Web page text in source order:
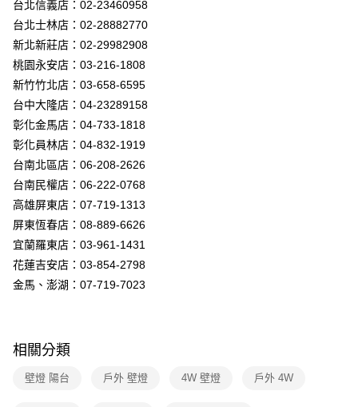
悠遊付
Google Pay
全盈+PAY
AFTEE先享後付
相關說明
【關於「AFTEE先享後付」】
AFTEE先享後付是「在收到商品之後才付款」的支付方式。 讓您購物簡單
便利好安心！
１．簡單：不需註冊會員、不需綁卡、不需儲值。
３．安心：先確認商品／服務後，再付款。
【「AFTEE先享後付」結帳流程】
１．於結帳方式選擇「AFTEE先享後付」後，將跳轉至「AFTEE先享後付」
結帳頁面，進行簡訊認證並確認金額後，即可完成結帳。
２．訂單成立數日內，您將收到繳費通知簡訊。
後付繳納相關費用。
是否繳費成功／繳費後需取消欲退款等相關疑問，請聯繫「AFTEE先享後付
ATM付款
運送方式
新竹貨運宅配
台北信義店：02-23460958
台北士林店：02-28882770
新北新莊店：02-29982908
桃園永安店：03-216-1808
新竹竹北店：03-658-6595
台中大隆店：04-23289158
彰化金馬店：04-733-1818
彰化員林店：04-832-1919
台南北區店：06-208-2626
台南民權店：06-222-0768
高雄屏東店：07-719-1313
屏東恆春店：08-889-6626
宜蘭羅東店：03-961-1431
花蓮吉安店：03-854-2798
金馬、澎湖：07-719-7023
相關分類
壁燈 陽台 戶外 壁燈 4W 壁燈 戶外 4W